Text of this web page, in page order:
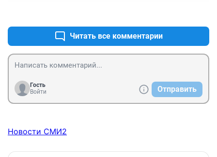
Читать все комментарии
Гость
Войти
Отправить
Новости СМИ2